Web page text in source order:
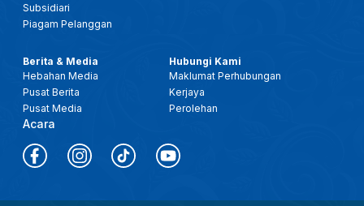
Subsidiari
Piagam Pelanggan
Berita & Media
Hebahan Media
Pusat Berita
Pusat Media
Acara
Hubungi Kami
Maklumat Perhubungan
Kerjaya
Perolehan